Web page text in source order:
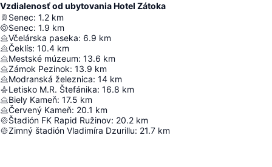
Vzdialenosť od ubytovania Hotel Zátoka
Senec: 1.2 km
Senec: 1.9 km
Včelárska paseka: 6.9 km
Čeklís: 10.4 km
Mestské múzeum: 13.6 km
Zámok Pezinok: 13.9 km
Modranská železnica: 14 km
Letisko M.R. Štefánika: 16.8 km
Biely Kameň: 17.5 km
Červený Kameň: 20.1 km
Štadión FK Rapid Ružinov: 20.2 km
Zimný štadión Vladimíra Dzurillu: 21.7 km